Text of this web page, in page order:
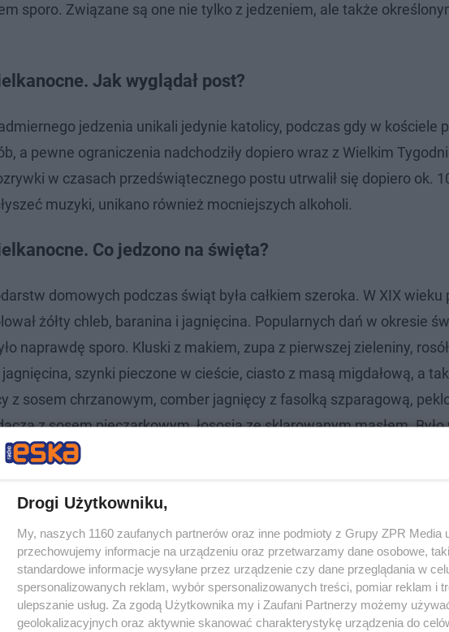
sporo. Związane są one nie tylko z jedzeniem, ale także
Jak wyglądał post?
jedzenia unikali jedynie katolicy, podczas gdy w kościele
a pewne ograniczenia nadchodziły dopiero wraz z Wielkim
w czasach przedświątecznego postu utrwalił się dopiero ok.
muzyki, unikano również mocniejszych alkoholi.
Co jedzono na święta?
domowych podczas świąt była całkiem szeroka. W XIX wieku
żółty chleb, baranina i jagnięcina. Popularnych dań w okresie
naprawdę sporo. Kluski z makiem, zupa z pierwszej zieleniny,
szynki pieczone w cieście, ciasto z masą migdałową, a
z sosem chrzanowym, comber jagnięcy z fasolką szparagową,
z sosem pieczarkowym, łososia ze sklarowanym masłem.
Jak obchodzono Lany Poniedziałek?
kwestia "śmigusa-dyngusa", który niegdyś obchodzony był
to w dzisiejszych czasach. Młodzi często zakradali się do domów
jeszcze śpią. Szczególnie przechlapane - dosłownie - miały młode
polowań młodzieńców.
Drogi Użytkowniku,
My, naszych 1160 zaufanych partnerów oraz inne podmioty z Grupy ZPR Media
przechowujemy informacje na urządzeniu oraz przetwarzamy dane osobowe,
standardowe informacje wysyłane przez urządzenie czy dane przeglądania w
spersonalizowanych reklam, wybór spersonalizowanych treści, pomiar reklam i
ulepszanie usług. Za zgodą Użytkownika my i Zaufani Partnerzy możemy
geolokalizacyjnych oraz aktywnie skanować charakterystykę urządzenia do